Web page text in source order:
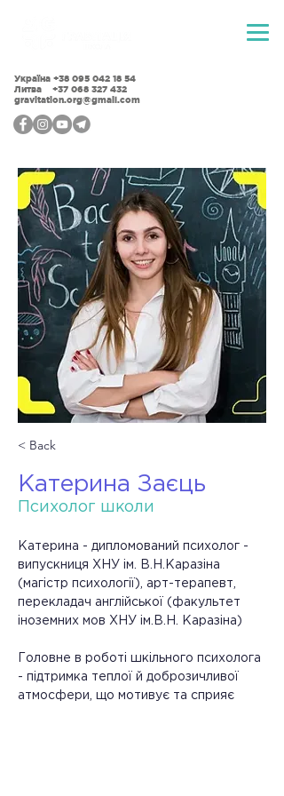
Україна +38 095 042 18 54
Литва +37 068 327 432
gravitation.org@gmail.com
< Back
Катерина Заєць
Психолог школи
Катерина - дипломований психолог -
випускниця ХНУ ім. В.Н.Каразіна
(магістр психології), арт-терапевт,
перекладач англійської (факультет
іноземних мов ХНУ ім.В.Н. Каразіна)
Головне в роботі шкільного психолога
- підтримка теплої й доброзичливої
атмосфери, що мотивує та сприяє